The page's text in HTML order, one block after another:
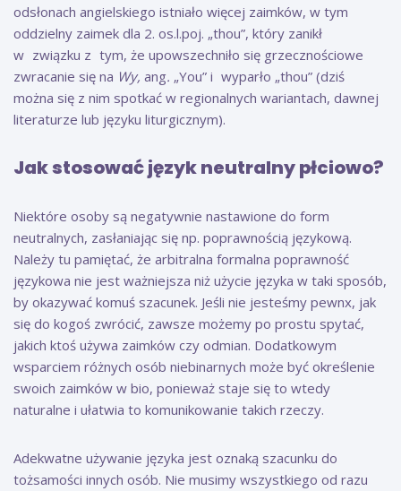
odsłonach angielskiego istniało więcej zaimków, w tym
oddzielny zaimek dla 2. os.l.poj. „thou”, który zanikł
w związku z tym, że upowszechniło się grzecznościowe
zwracanie się na Wy, ang. „You” i wyparło „thou” (dziś
można się z nim spotkać w regionalnych wariantach, dawnej
literaturze lub języku liturgicznym).
Jak stosować język neutralny płciowo?
Niektóre osoby są negatywnie nastawione do form
neutralnych, zasłaniając się np. poprawnością językową.
Należy tu pamiętać, że arbitralna formalna poprawność
językowa nie jest ważniejsza niż użycie języka w taki sposób,
by okazywać komuś szacunek. Jeśli nie jesteśmy pewnx, jak
się do kogoś zwrócić, zawsze możemy po prostu spytać,
jakich ktoś używa zaimków czy odmian. Dodatkowym
wsparciem różnych osób niebinarnych może być określenie
swoich zaimków w bio, ponieważ staje się to wtedy
naturalne i ułatwia to komunikowanie takich rzeczy.
Adekwatne używanie języka jest oznaką szacunku do
tożsamości innych osób. Nie musimy wszystkiego od razu